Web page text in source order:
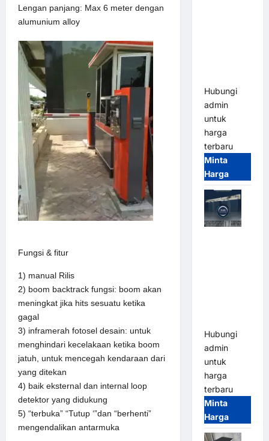
Lengan panjang: Max 6 meter dengan
alumunium alloy
Fungsi & fitur
1) manual Rilis
2) boom backtrack fungsi: boom akan
meningkat jika hits sesuatu ketika
gagal
3) inframerah fotosel desain: untuk
menghindari kecelakaan ketika boom
jatuh, untuk mencegah kendaraan dari
yang ditekan
4) baik eksternal dan internal loop
detektor yang didukung
5) “terbuka” “Tutup ‘”dan “berhenti”
mengendalikan antarmuka
Hubungi
admin
untuk
harga
terbaru
Minta
Harga
Hubungi
admin
untuk
harga
terbaru
Minta
Harga